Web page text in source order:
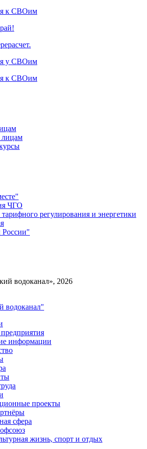
к СВОим
у СВОим
к СВОим
ЧГО
регулирования и энергетики
водоканал», 2026
водоканал"
информации
проекты
сфера
жизнь, спорт и отдых